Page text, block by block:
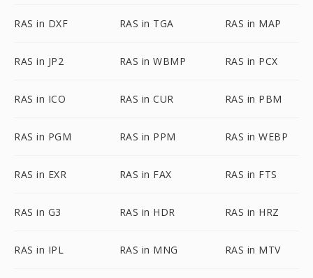
RAS in DXF RAS in TGA RAS in MAP
RAS in JP2 RAS in WBMP RAS in PCX
RAS in ICO RAS in CUR RAS in PBM
RAS in PGM RAS in PPM RAS in WEBP
RAS in EXR RAS in FAX RAS in FTS
RAS in G3 RAS in HDR RAS in HRZ
RAS in IPL RAS in MNG RAS in MTV